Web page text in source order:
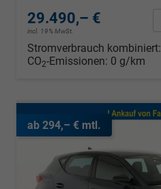
29.490,– €
incl. 19% MwSt.
Stromverbrauch kombiniert:
CO2-Emissionen: 0 g/km
ab 294,– € mtl.